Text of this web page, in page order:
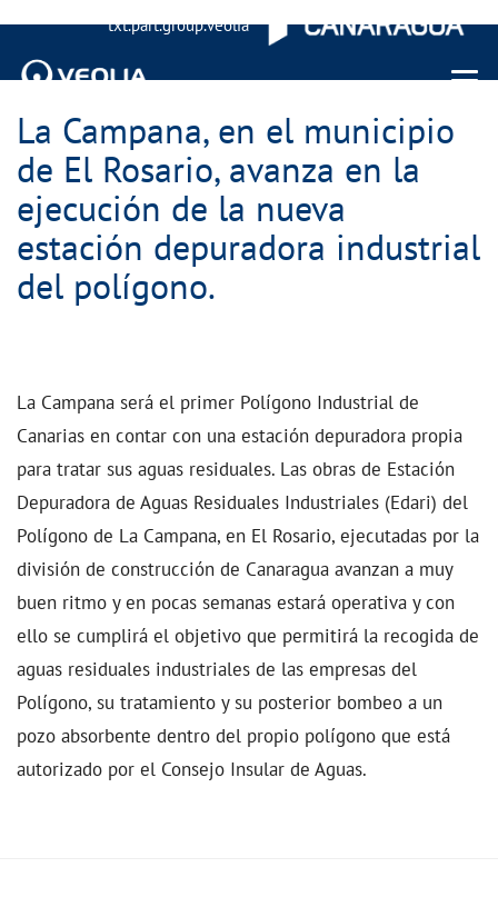
txt.part.group.veolia
Menu
La Campana, en el municipio
de El Rosario, avanza en la
ejecución de la nueva
estación depuradora industrial
del polígono.
La Campana será el primer Polígono Industrial de
Canarias en contar con una estación depuradora propia
para tratar sus aguas residuales. Las obras de Estación
Depuradora de Aguas Residuales Industriales (Edari) del
Polígono de La Campana, en El Rosario, ejecutadas por la
división de construcción de Canaragua avanzan a muy
buen ritmo y en pocas semanas estará operativa y con
ello se cumplirá el objetivo que permitirá la recogida de
aguas residuales industriales de las empresas del
Polígono, su tratamiento y su posterior bombeo a un
pozo absorbente dentro del propio polígono que está
autorizado por el Consejo Insular de Aguas.